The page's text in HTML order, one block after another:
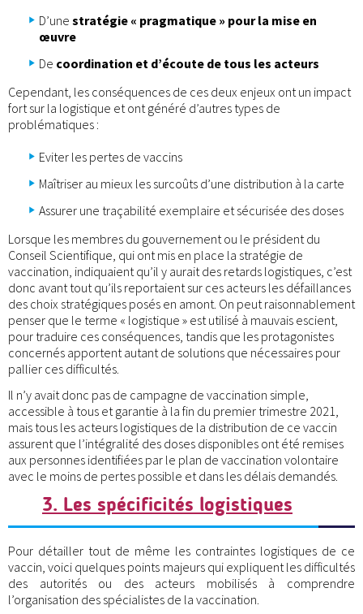
D’une stratégie « pragmatique » pour la mise en
œuvre
De coordination et d’écoute de tous les acteurs
Cependant, les conséquences de ces deux enjeux ont un impact
fort sur la logistique et ont généré d’autres types de
problématiques :
Eviter les pertes de vaccins
Maîtriser au mieux les surcoûts d’une distribution à la carte
Assurer une traçabilité exemplaire et sécurisée des doses
Lorsque les membres du gouvernement ou le président du
Conseil Scientifique, qui ont mis en place la stratégie de
vaccination, indiquaient qu’il y aurait des retards logistiques, c’est
donc avant tout qu’ils reportaient sur ces acteurs les défaillances
des choix stratégiques posés en amont. On peut raisonnablement
penser que le terme « logistique » est utilisé à mauvais escient,
pour traduire ces conséquences, tandis que les protagonistes
concernés apportent autant de solutions que nécessaires pour
pallier ces difficultés.
Il n’y avait donc pas de campagne de vaccination simple,
accessible à tous et garantie à la fin du premier trimestre 2021,
mais tous les acteurs logistiques de la distribution de ce vaccin
assurent que l’intégralité des doses disponibles ont été remises
aux personnes identifiées par le plan de vaccination volontaire
avec le moins de pertes possible et dans les délais demandés.
3. Les spécificités logistiques
Pour détailler tout de même les contraintes logistiques de ce
vaccin, voici quelques points majeurs qui expliquent les difficultés
des autorités ou des acteurs mobilisés à comprendre
l’organisation des spécialistes de la vaccination.